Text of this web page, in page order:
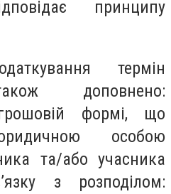
принципу
термін
доповнено:
формі, що
особою
та/або учасника
з розподілом: